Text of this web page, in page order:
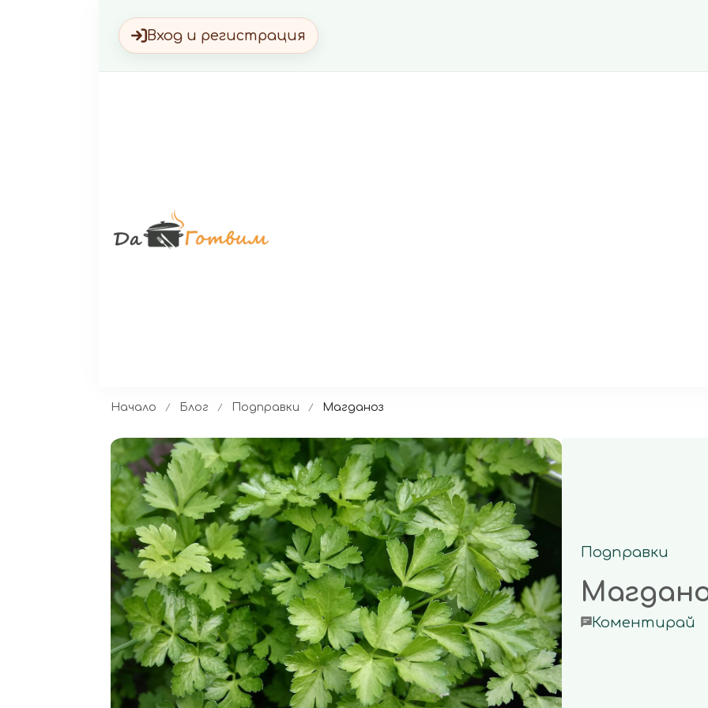
Вход и регистрация
Начало Блог Подправки Магданоз
Подправки
Коментирай